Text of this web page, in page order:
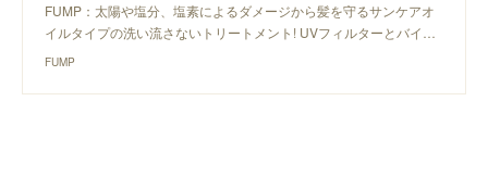
FUMP：太陽や塩分、塩素によるダメージから髪を守るサンケアオ
イルタイプの洗い流さないトリートメント! UVフィルターとバイ…
FUMP